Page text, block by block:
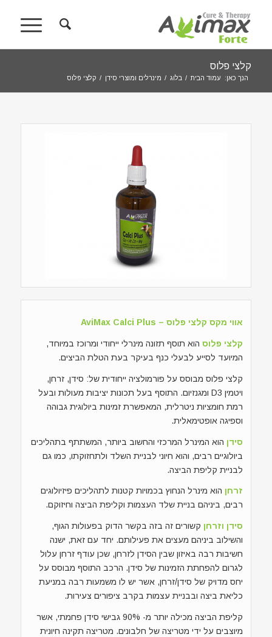
קלצי פלוס
הנך כאן: עמוד הבית / בלוג / מינרלים ומוצרי סידן / קלצי פלוס
אווי מקס קלצי פלוס – AviMax Calci Plus
קלצי פלוסהוא תוסף תזונה מינרלי ייחודי ומרוכז במיוחד,
המיועד לסייע לבעלי כנף בעיקר בעת הטלת הביצים.
קלצי פלוס מבוסס על פורמולציה ייחודית של: סידן, זרחן,
ויטמין D3 ומגנזיום. התוסף בעל תכונות יציבות מעולות ובעל
רמת חומציות ניטרלית, המאפשרת זמינות ביולוגית גבוהה
וספיגה אופטימאלית.
סידן הוא המינרל המרכזי והחשוב ביותר, המשתתף בתהליכים
ביולוגיים רבים, והוא חיוני לבניית השלד ולתחזוקתו, כמו גם
לבניית קליפת הביצה.
זרחן הוא מינרל הנחוץ בכמויות קטנות לתהליכים פיזיולוגים
רבים, ביניהם בניית שלד העצמות וקליפת הביצה וחיזוקם.
סידן וזרחן קשורים זה בזה בקשר הדוק בפעולות הגוף,
והשילוב ביניהם מעצים את פעילותם. יחד עם זאת, ישנה
חשיבות רבה באיזון שבין הסידן לזרחן, שכן עודף זרחן עלול
לגרום להפחתת הזמינות של סידן. הרכב התוסף מבוסס על
יחס מדויק של סידן/זרחן, אשר יש לו משמעות רבה במניעת
כליאת ביצה ובבניית עצמות בקרב ציפורים צעירות.
קליפת הביצה מכילה יותר מ- 90% גבישי סידן פחמתי, אשר
מיוצבים על ידי מטריצה של חלבונים. מטריצה תקינה חיונית